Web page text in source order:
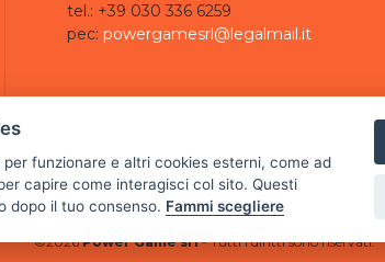
tel.: +39 030 336 6259
pec: powergamesrl@legalmail.it
©2026 Power Game srl- Tutti i diritti sono riservati.
funzionare e altri cookies esterni, come ad
capire come interagisci col sito. Questi
dopo il tuo consenso. Fammi scegliere